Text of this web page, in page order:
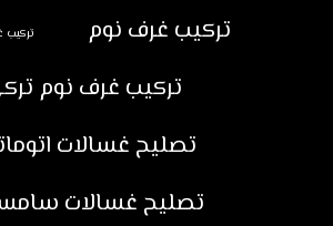
تركيب غرف نوم
تركيب
تركيب غرف نوم
تصليح غسالات
تصليح غسالات